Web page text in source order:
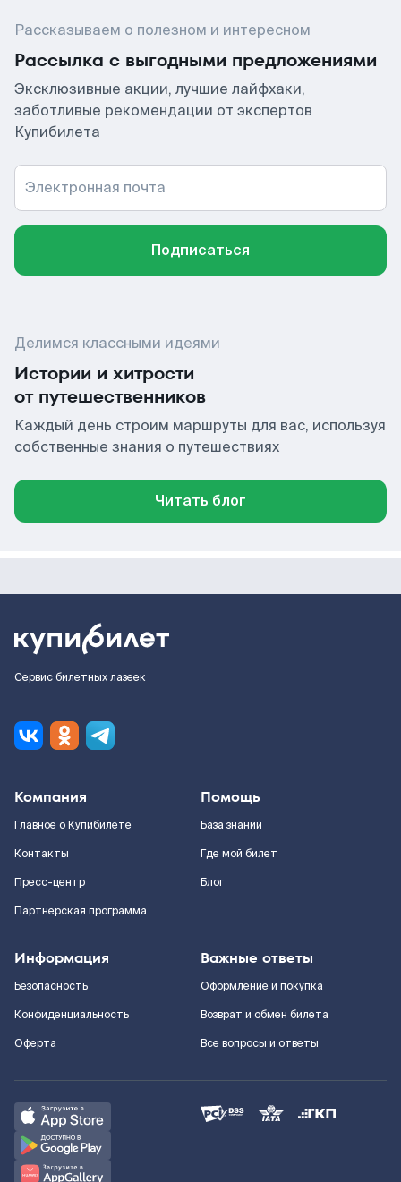
Рассказываем о полезном и интересном
Рассылка с выгодными предложениями
Эксклюзивные акции, лучшие лайфхаки,
заботливые рекомендации от экспертов
Купибилета
Электронная почта
Подписаться
Делимся классными идеями
Истории и хитрости
от путешественников
Каждый день строим маршруты для вас, используя
собственные знания о путешествиях
Читать блог
Сервис билетных лазеек
Компания
Главное о Купибилете
Контакты
Пресс-центр
Партнерская программа
Помощь
База знаний
Где мой билет
Блог
Информация
Безопасность
Конфиденциальность
Оферта
Важные ответы
Оформление и покупка
Возврат и обмен билета
Все вопросы и ответы